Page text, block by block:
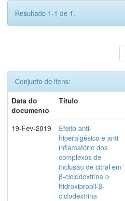
Resultado 1-1 de 1.
Conjunto de itens:
Data do
documento
Título
19-Fev-2019
Efeito anti-
hiperalgésico e anti-
inflamatório dos
complexos de
inclusão de citral em
β-ciclodextrina e
hidroxipropil-β-
ciclodextrina